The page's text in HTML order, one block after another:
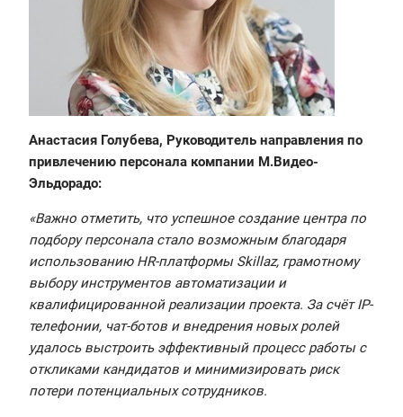
Анастасия Голубева, Руководитель направления по
привлечению персонала компании М.Видео-
Эльдорадо:
«Важно отметить, что успешное создание центра по
подбору персонала стало возможным благодаря
использованию HR-платформы Skillaz, грамотному
выбору инструментов автоматизации и
квалифицированной реализации проекта. За счёт IP-
телефонии, чат-ботов и внедрения новых ролей
удалось выстроить эффективный процесс работы с
откликами кандидатов и минимизировать риск
потери потенциальных сотрудников.